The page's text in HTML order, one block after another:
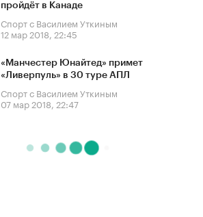
пройдёт в Канаде
Спорт с Василием Уткиным
12 мар 2018, 22:45
«Манчестер Юнайтед» примет
«Ливерпуль» в 30 туре АПЛ
Спорт с Василием Уткиным
07 мар 2018, 22:47